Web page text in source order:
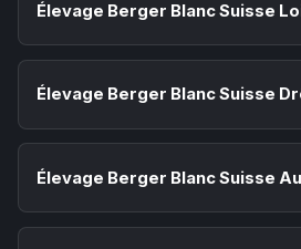
Élevage Berger Blanc Suisse
Élevage Berger Blanc Suisse
Élevage Berger Blanc Suisse